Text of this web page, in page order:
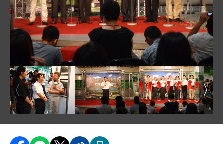
圖片說明：環保示範區巡迴攝影展 - 沈署長與臺北市